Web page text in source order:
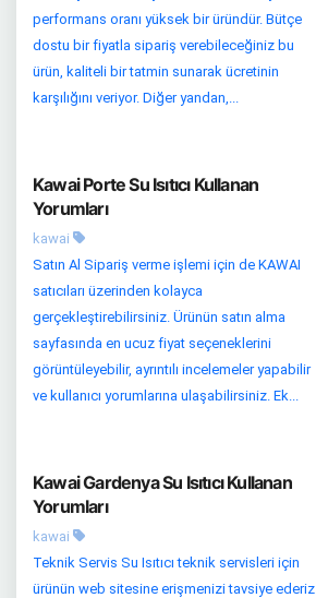
performans oranı yüksek bir üründür. Bütçe
dostu bir fiyatla sipariş verebileceğiniz bu
ürün, kaliteli bir tatmin sunarak ücretinin
karşılığını veriyor. Diğer yandan,...
Kawai Porte Su Isıtıcı Kullanan
Yorumları
kawai
Satın Al Sipariş verme işlemi için de KAWAI
satıcıları üzerinden kolayca
gerçekleştirebilirsiniz. Ürünün satın alma
sayfasında en ucuz fiyat seçeneklerini
görüntüleyebilir, ayrıntılı incelemeler yapabilir
ve kullanıcı yorumlarına ulaşabilirsiniz. Ek...
Kawai Gardenya Su Isıtıcı Kullanan
Yorumları
kawai
Teknik Servis Su Isıtıcı teknik servisleri için
ürünün web sitesine erişmenizi tavsiye ederiz.